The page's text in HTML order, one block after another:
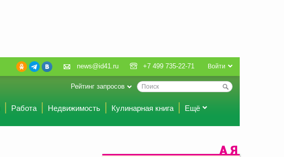
Войти
news@id41.ru +7 499 735-22-71
Рейтинг запросов
Работа Недвижимость Кулинарная книга Ещё